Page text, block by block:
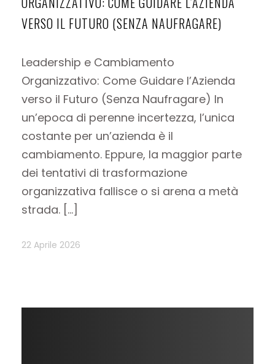
VERSO IL FUTURO (SENZA NAUFRAGARE)
Leadership e Cambiamento
Organizzativo: Come Guidare l’Azienda
verso il Futuro (Senza Naufragare) In
un’epoca di perenne incertezza, l’unica
costante per un’azienda è il
cambiamento. Eppure, la maggior parte
dei tentativi di trasformazione
organizzativa fallisce o si arena a metà
strada. […]
22 Aprile 2026